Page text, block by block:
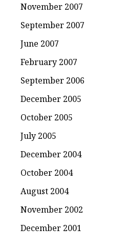
November 2007
September 2007
June 2007
February 2007
September 2006
December 2005
October 2005
July 2005
December 2004
October 2004
August 2004
November 2002
December 2001